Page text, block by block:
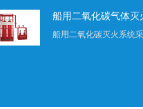
船用二氧化碳气体灭
船用二氧化碳灭火系统